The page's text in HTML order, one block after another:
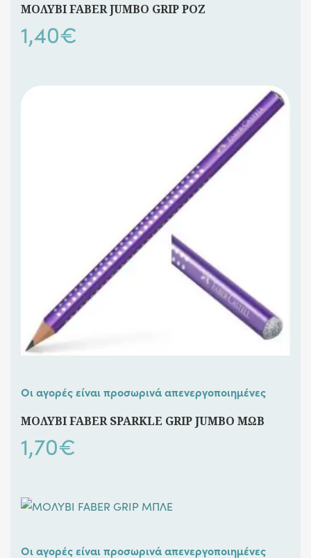
ΜΟΛΥΒΙ FABER JUMBO GRIP ΡΟΖ
1,40€
Οι αγορές είναι προσωρινά απενεργοποιημένες
ΜΟΛΥΒΙ FABER SPARKLE GRIP JUMBO ΜΩΒ
1,70€
Οι αγορές είναι προσωρινά απενεργοποιημένες